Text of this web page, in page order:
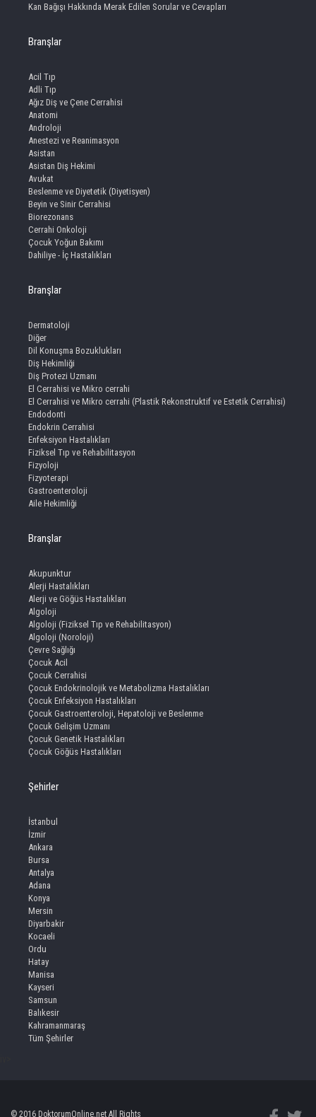
Kan Bağışı Hakkında Merak Edilen Sorular ve Cevapları
Branşlar
Acil Tıp
Adli Tıp
Ağız Diş ve Çene Cerrahisi
Anatomi
Androloji
Anestezi ve Reanimasyon
Asistan
Asistan Diş Hekimi
Avukat
Beslenme ve Diyetetik (Diyetisyen)
Beyin ve Sinir Cerrahisi
Biorezonans
Cerrahi Onkoloji
Çocuk Yoğun Bakımı
Dahiliye - İç Hastalıkları
Branşlar
Dermatoloji
Diğer
Dil Konuşma Bozuklukları
Diş Hekimliği
Diş Protezi Uzmanı
El Cerrahisi ve Mikro cerrahi
El Cerrahisi ve Mikro cerrahi (Plastik Rekonstruktif ve Estetik Cerrahisi)
Endodonti
Endokrin Cerrahisi
Enfeksiyon Hastalıkları
Fiziksel Tıp ve Rehabilitasyon
Fizyoloji
Fizyoterapi
Gastroenteroloji
Aile Hekimliği
Branşlar
Akupunktur
Alerji Hastalıkları
Alerji ve Göğüs Hastalıkları
Algoloji
Algoloji (Fiziksel Tıp ve Rehabilitasyon)
Algoloji (Noroloji)
Çevre Sağlığı
Çocuk Acil
Çocuk Cerrahisi
Çocuk Endokrinolojik ve Metabolizma Hastalıkları
Çocuk Enfeksiyon Hastalıkları
Çocuk Gastroenteroloji, Hepatoloji ve Beslenme
Çocuk Gelişim Uzmanı
Çocuk Genetik Hastalıkları
Çocuk Göğüs Hastalıkları
Şehirler
İstanbul
İzmir
Ankara
Bursa
Antalya
Adana
Konya
Mersin
Diyarbakir
Kocaeli
Ordu
Hatay
Manisa
Kayseri
Samsun
Balıkesir
Kahramanmaraş
Tüm Şehirler
© 2016 DoktorumOnline.net All Rights